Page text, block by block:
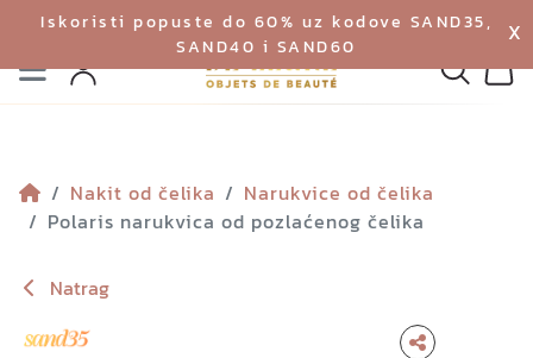
Iskoristi popuste do 60% uz kodove SAND35,
SAND40 i SAND60
X
Izbornik
Profil
Nakit od čelika
Narukvice od čelika
Polaris narukvica od pozlaćenog čelika
Natrag